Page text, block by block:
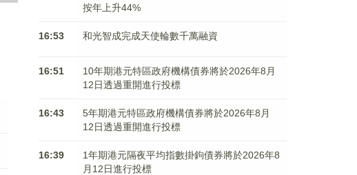
按年上升44%
16:53 和光智成完成天使輪數千萬融資
16:51
10年期港元特區政府機構債券將於2026年8月
12日透過重開進行投標
16:43
5年期港元特區政府機構債券將於2026年8月
12日透過重開進行投標
16:39
1年期港元隔夜平均指數掛鉤債券將於2026年8
月12日進行投標